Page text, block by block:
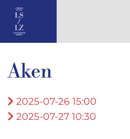
Aken
2025-07-26 15:00
2025-07-27 10:30